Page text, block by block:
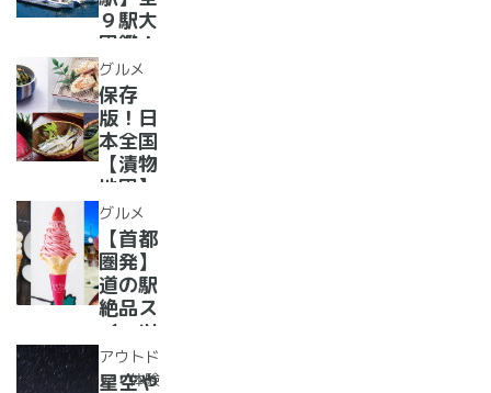
１０
選〜
【全
国】
９駅大
図鑑！
2022
年最新
グル
メ・お
土産を
まとめ
てご紹
介！＋
愛犬の
駅
グルメ
保存
版！日
本全国
【漬物
地図】
付き！
道の駅
で「ご
当地お
漬物」
めぐり
グルメ
【首都
圏発】
道の駅
絶品ス
イーツ
37
選！人
アウトド
ア・体験
星空や